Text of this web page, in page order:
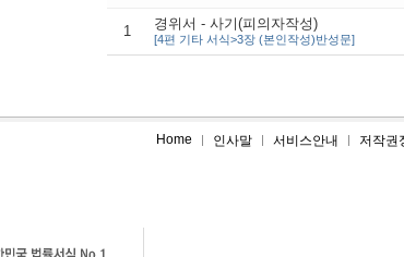
1 경위서 - 사기(피의자작성)
[4편 기타 서식>3장 (본인작성)반성문]
Home 인사말 서비스안내 저작권